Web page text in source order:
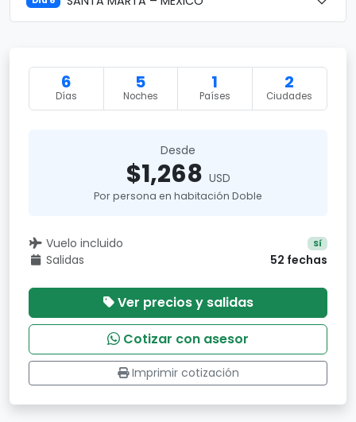
6
Días
5
Noches
1
Países
2
Ciudades
Desde
$1,268 USD
Por persona en habitación Doble
Vuelo incluido Sí
Salidas 52 fechas
Ver precios y salidas
Cotizar con asesor
Imprimir cotización